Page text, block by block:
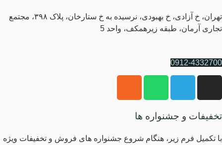
تهران، خ آزادی، خ بهبودی، نرسیده به خ ستارخان، پلاک ۳۹۸، مجتمع
تجاری آرمان، طبقه زیرهمکف، واحد 5
0912-4332700
تخفیفات و جشنواره ها
با تکمیل فرم زیر، هنگام شروع جشنواره های فروش و تخفیفات ویژه